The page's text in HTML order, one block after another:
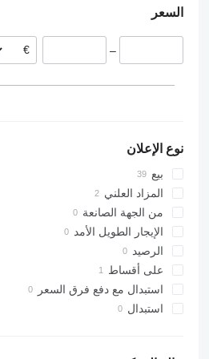
إيطاليا
ألمانيا
جورجيا
الإمارات العربية المتحدة
السعر
–
نوع الإعلان
بيع
المزاد العلني
من الجهة الصانعة
الإيجار الطويل الأمد
الرصيد
على أقساط
استبدال مع دفع فرق السعر
استبدال